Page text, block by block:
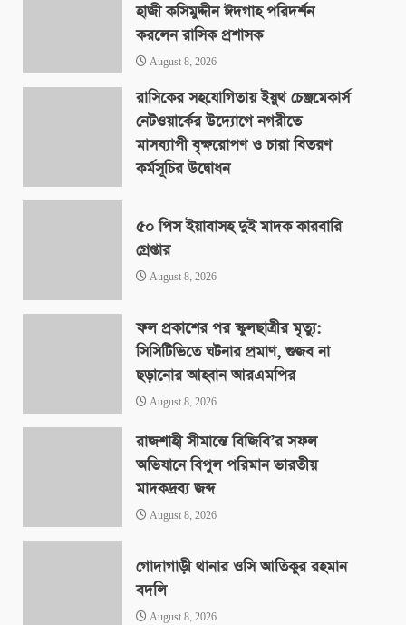
হাজী কসিমুদ্দীন ঈদগাহ পরিদর্শন
করলেন রাসিক প্রশাসক
August 8, 2026
রাসিকের সহযোগিতায় ইয়ুথ চেঞ্জমেকার্স
নেটওয়ার্কের উদ্যোগে নগরীতে
মাসব্যাপী বৃক্ষরোপণ ও চারা বিতরণ
কর্মসূচির উদ্বোধন
৫০ পিস ইয়াবাসহ দুই মাদক কারবারি
গ্রেপ্তার
August 8, 2026
ফল প্রকাশের পর স্কুলছাত্রীর মৃত্যু:
সিসিটিভিতে ঘটনার প্রমাণ, গুজব না
ছড়ানোর আহ্বান আরএমপির
August 8, 2026
রাজশাহী সীমান্তে বিজিবি’র সফল
অভিযানে বিপুল পরিমান ভারতীয়
মাদকদ্রব্য জব্দ
August 8, 2026
গোদাগাড়ী থানার ওসি আতিকুর রহমান
বদলি
August 8, 2026